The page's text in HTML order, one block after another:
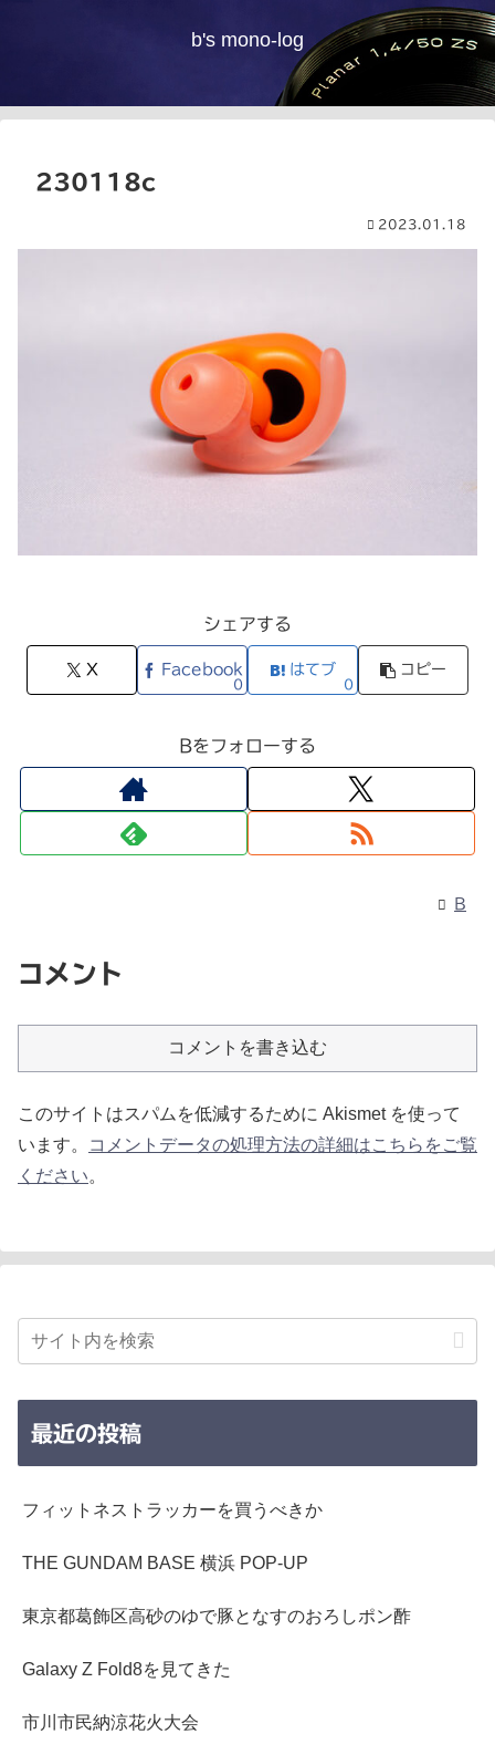
b's mono-log
230118c
2023.01.18
シェアする
X Facebook
0
はてブ
0
コピー
Bをフォローする
B
コメント
コメントを書き込む
このサイトはスパムを低減するために Akismet を使って
います。
コメントデータの処理方法の詳細はこちらをご覧
ください。
最近の投稿
フィットネストラッカーを買うべきか
THE GUNDAM BASE 横浜 POP-UP
東京都葛飾区高砂のゆで豚となすのおろしポン酢
Galaxy Z Fold8を見てきた
市川市民納涼花火大会